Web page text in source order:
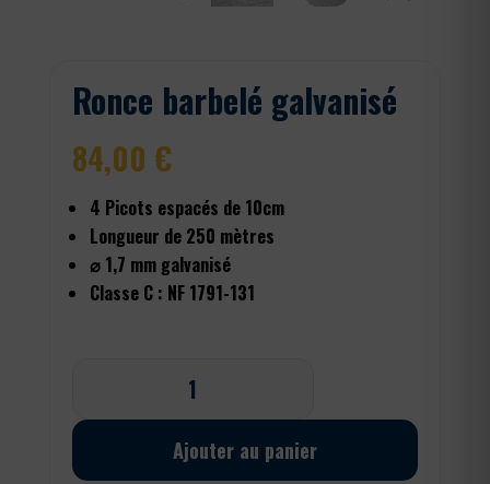
Ronce barbelé galvanisé
84,00 €
4 Picots espacés de 10cm
Longueur de 250 mètres
⌀ 1,7 mm galvanisé
Classe C : NF 1791-131
Ronce
galvanisé
Ajouter au panier